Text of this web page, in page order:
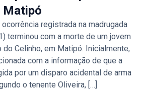
Matipó
ocorrência registrada na madrugada
terminou com a morte de um jovem
Celinho, em Matipó. Inicialmente,
com a informação de que a
por um disparo acidental de arma
o tenente Oliveira, […]